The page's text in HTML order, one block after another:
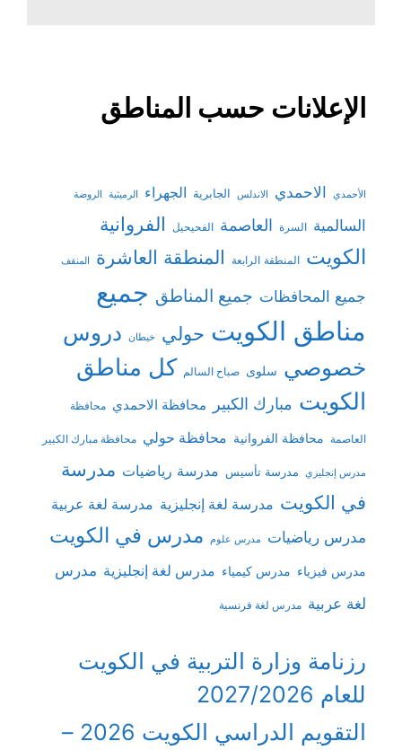
الإعلانات حسب المناطق
الأحمدي الاحمدي الاندلس الجابرية الجهراء الرميثية الروضة
السالمية السرة العاصمة الفحيحيل الفروانية
الكويت المنطقة الرابعة المنطقة العاشرة المنقف
جميع المحافظات جميع المناطق جميع
مناطق الكويت حولي خيطان دروس
خصوصي سلوى صباح السالم كل مناطق
الكويت مبارك الكبير محافظة الاحمدي محافظة
العاصمة محافظة الفروانية محافظة حولي محافظة مبارك الكبير
مدرس إنجليزي مدرسة تأسيس مدرسة رياضيات مدرسة
في الكويت مدرسة لغة إنجليزية مدرسة لغة عربية
مدرس رياضيات مدرس علوم مدرس في الكويت
مدرس فيزياء مدرس كيمياء مدرس لغة إنجليزية مدرس
لغة عربية مدرس لغة فرنسية
رزنامة وزارة التربية في الكويت
للعام 2027/2026
التقويم الدراسي الكويت 2026 –